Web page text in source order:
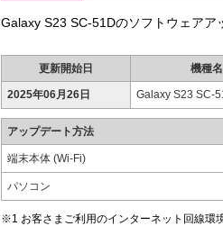
Galaxy S23 SC-51Dのソフトウェアア
更新開始日 機種名
2025年06月26日 Galaxy S23 SC-
アップデート方法
端末本体 (Wi-Fi)
パソコン
お客さまご利用のインターネット回線環